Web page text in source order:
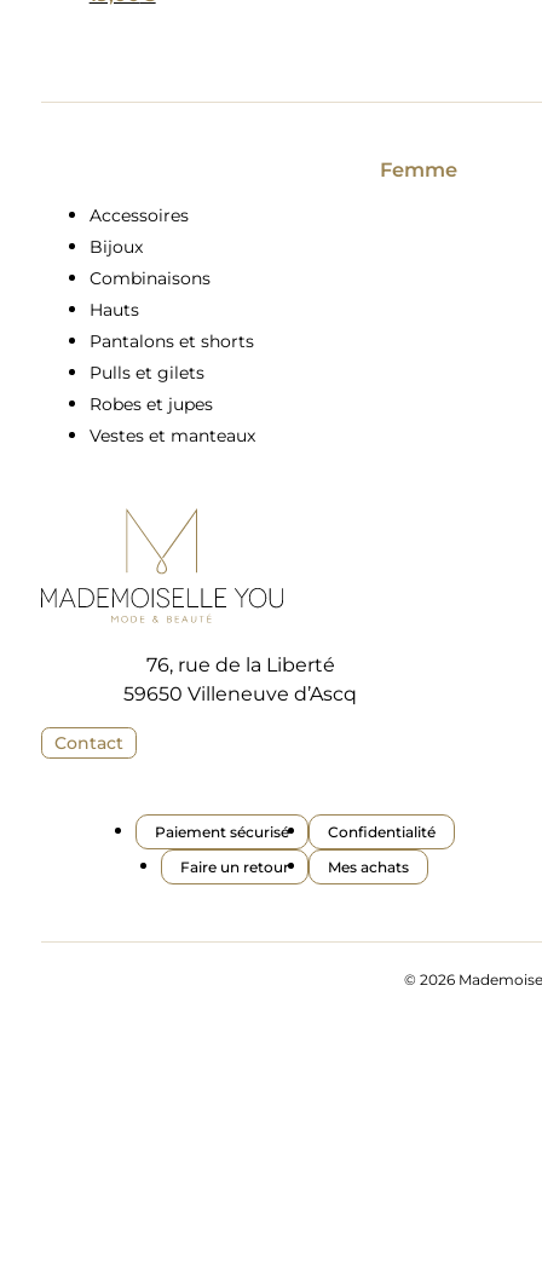
39,00€.
est :
plusieurs
peuvent
être
choisies
sur
la
page
du
produit
76, rue de la Liberté
59650 Villeneuve d’Ascq
Contact
Femme
Accessoires
Bijoux
Combinaisons
Hauts
Pantalons et shorts
Pulls et gilets
Robes et jupes
Vestes et manteaux
Paiement sécurisé
Confidentialité
Faire un retour
Mes achats
© 2026